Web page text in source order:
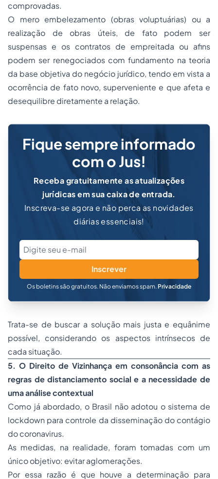
comprovadas.
O mero embelezamento (obras voluptuárias) ou a
realização de obras úteis, de fato podem ser
suspensas e os contratos de empreitada ou afins
podem ser renegociados com fundamento na teoria
da base objetiva do negócio jurídico, tendo em vista a
ocorrência de fato novo, superveniente e que afeta e
desequilibre diretamente a relação.
Fique sempre informado
com o Jus!
Receba gratuitamente as atualizações
jurídicas em sua caixa de entrada.
Inscreva-se agora e não perca as novidades
diárias essenciais!
Inscrever
Os boletins são gratuitos. Não enviamos spam. Privacidade
Trata-se de buscar a solução mais justa e equânime
possível, considerando os aspectos intrínsecos de
cada situação.
5. O Direito de Vizinhança em consonância com as
regras de distanciamento social e a necessidade de
uma análise contextual
Como já abordado, o Brasil não adotou o sistema de
lockdown para controle da disseminação do contágio
do coronavirus.
As medidas, na realidade, foram tomadas com um
único objetivo: evitar aglomerações.
Por essa razão é que houve a determinação para